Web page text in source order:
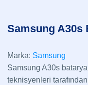
Samsung A30s
Marka: Samsung
Samsung A30s
teknisyenleri